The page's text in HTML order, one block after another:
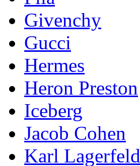
Givenchy
Gucci
Hermes
Heron Preston
Iceberg
Jacob Cohen
Karl Lagerfeld